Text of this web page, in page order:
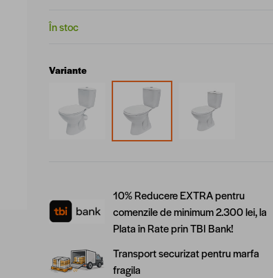
În stoc
Variante
10% Reducere EXTRA pentru
comenzile de minimum 2.300 lei, la
Plata în Rate prin TBI Bank!
Transport securizat pentru marfa
fragila